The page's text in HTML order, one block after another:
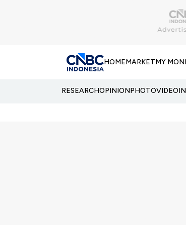
HOMEMARKETMY
RESEARCHOPINIONPHOTOVIDEO